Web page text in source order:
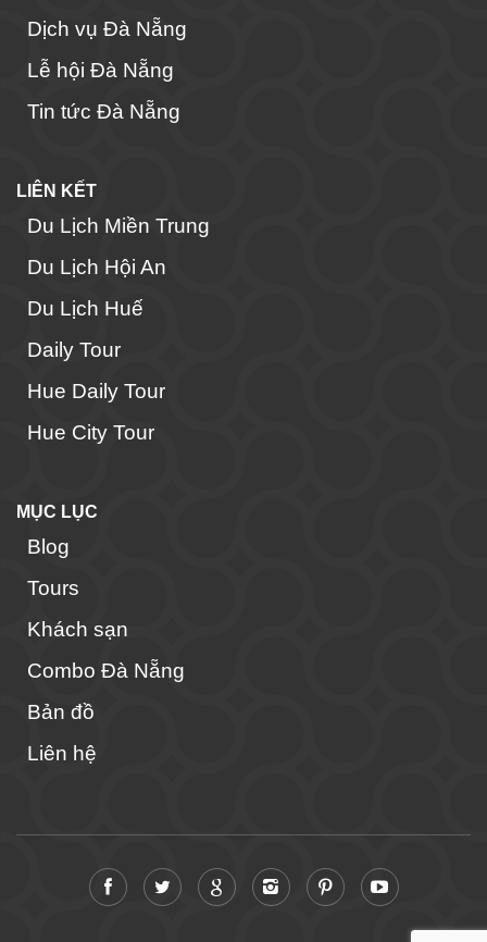
Dịch vụ Đà Nẵng
Lễ hội Đà Nẵng
Tin tức Đà Nẵng
LIÊN KẾT
Du Lịch Miền Trung
Du Lịch Hội An
Du Lịch Huế
Daily Tour
Hue Daily Tour
Hue City Tour
MỤC LỤC
Blog
Tours
Khách sạn
Combo Đà Nẵng
Bản đồ
Liên hệ